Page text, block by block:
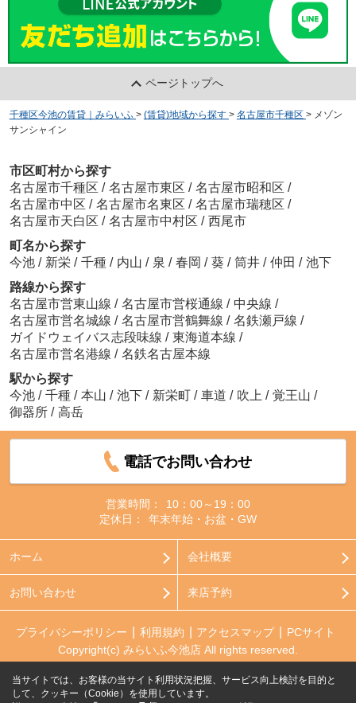
ページトップへ
千種区今池の賃貸｜みらいふ > (賃貸)地域から探す > 名古屋市千種区 > メゾン
サンシャイン
市区町村から探す
名古屋市千種区 / 名古屋市東区 / 名古屋市昭和区 /
名古屋市中区 / 名古屋市名東区 / 名古屋市瑞穂区 /
名古屋市天白区 / 名古屋市中村区 / 西尾市
町名から探す
今池 / 新栄 / 千種 / 内山 / 泉 / 春岡 / 葵 / 筒井 / 仲田 / 池下
路線から探す
名古屋市営東山線 / 名古屋市営桜通線 / 中央線 /
名古屋市営名城線 / 名古屋市営鶴舞線 / 名鉄瀬戸線 /
ガイドウェイバス志段味線 / 東海道本線 /
名古屋市営名港線 / 名鉄名古屋本線
駅から探す
今池 / 千種 / 本山 / 池下 / 新栄町 / 車道 / 吹上 / 覚王山 /
御器所 / 高岳
電話でお問い合わせ
営業時間：
10：00～19：00
定休日：
年末年始・お盆・GW
ホーム 会社概要
お問い合わせ 来店予約
プライバシーポリシー 利用規約 アクセスマップ
PCサイト
Copyright(c) みらいふ今池店 All rights reserved.
当サイトでは、お客様の当サイト利用状況把握、サービス向上検討を目的と
して、クッキー（Cookie）を使用しています。